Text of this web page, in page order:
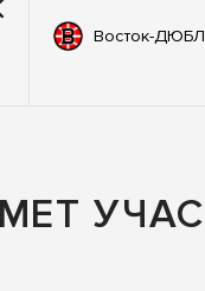
Восток-ДЮБЛ